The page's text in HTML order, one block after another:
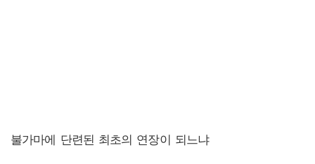
불가마에 단련된 최초의 연장이 되느냐